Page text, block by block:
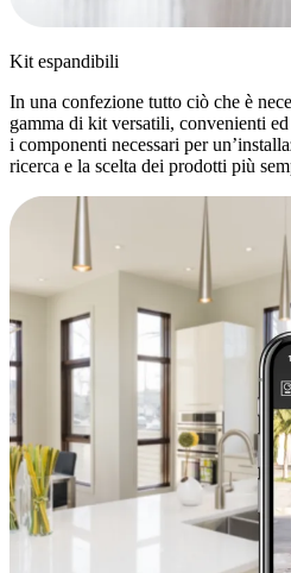
Kit espandibili
In una confezione tutto ciò che è
gamma di kit versatili, convenienti
i componenti necessari per
ricerca e la scelta dei prodotti più